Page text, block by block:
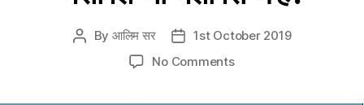
Post
By आलिम सर
Post
date
1st October 2019
No Commentson